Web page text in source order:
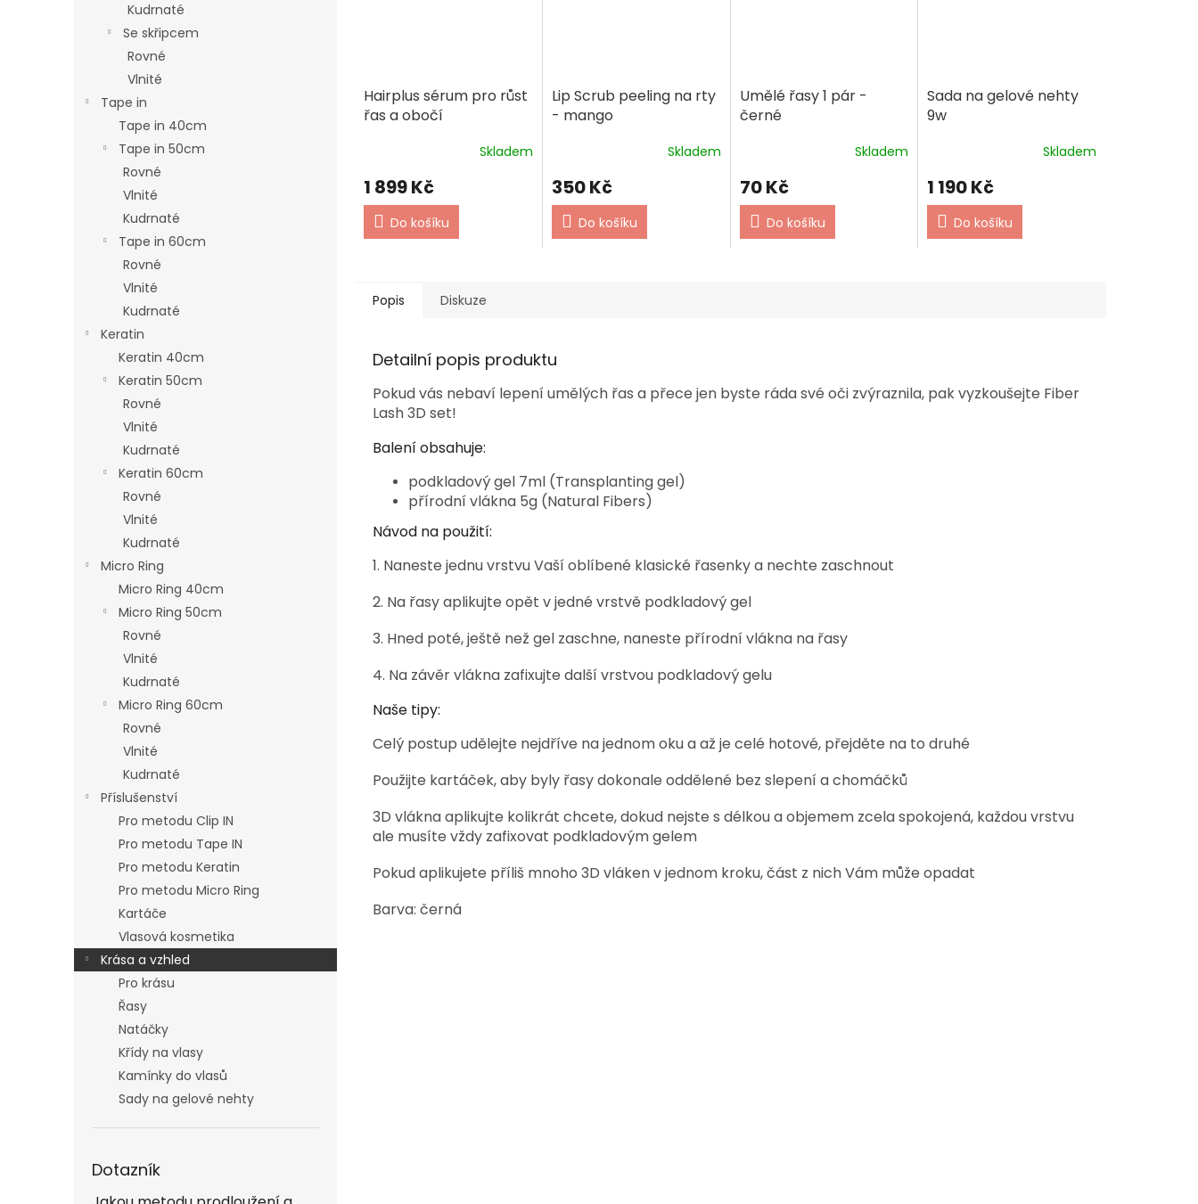
Kudrnaté
Se skřipcem
Rovné
Vlnité
Tape in
Tape in 40cm
Tape in 50cm
Rovné
Vlnité
Kudrnaté
Tape in 60cm
Rovné
Vlnité
Kudrnaté
Keratin
Keratin 40cm
Keratin 50cm
Rovné
Vlnité
Kudrnaté
Keratin 60cm
Rovné
Vlnité
Kudrnaté
Micro Ring
Micro Ring 40cm
Micro Ring 50cm
Rovné
Vlnité
Kudrnaté
Micro Ring 60cm
Rovné
Vlnité
Kudrnaté
Příslušenství
Pro metodu Clip IN
Pro metodu Tape IN
Pro metodu Keratin
Pro metodu Micro Ring
Kartáče
Vlasová kosmetika
Krása a vzhled
Pro krásu
Řasy
Natáčky
Křídy na vlasy
Kamínky do vlasů
Sady na gelové nehty
Dotazník
Hairplus sérum pro růst
řas a obočí
Skladem
1 899 Kč
Do košíku
Lip Scrub peeling na rty
- mango
Skladem
350 Kč
Do košíku
Umělé řasy 1 pár -
černé
Skladem
70 Kč
Do košíku
Sada na gelové nehty
9w
Skladem
1 190 Kč
Do košíku
Popis Diskuze
Detailní popis produktu
Pokud vás nebaví lepení umělých řas a přece jen byste ráda své oči zvýraznila, pak vyzkoušejte Fiber
Lash 3D set!
Balení obsahuje:
podkladový gel 7ml (Transplanting gel)
přírodní vlákna 5g (Natural Fibers)
Návod na použití:
1. Naneste jednu vrstvu Vaší oblíbené klasické řasenky a nechte zaschnout
2. Na řasy aplikujte opět v jedné vrstvě podkladový gel
3. Hned poté, ještě než gel zaschne, naneste přírodní vlákna na řasy
4. Na závěr vlákna zafixujte další vrstvou podkladový gelu
Naše tipy:
Celý postup udělejte nejdříve na jednom oku a až je celé hotové, přejděte na to druhé
Použijte kartáček, aby byly řasy dokonale oddělené bez slepení a chomáčků
3D vlákna aplikujte kolikrát chcete, dokud nejste s délkou a objemem zcela spokojená, každou vrstvu
ale musíte vždy zafixovat podkladovým gelem
Pokud aplikujete příliš mnoho 3D vláken v jednom kroku, část z nich Vám může opadat
Barva: černá